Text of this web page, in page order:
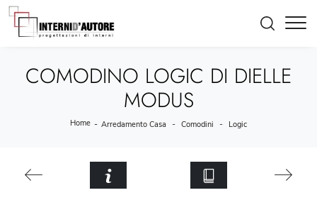
COMODINO LOGIC DI DIELLE
MODUS
Home - Arredamento Casa - Comodini - Logic